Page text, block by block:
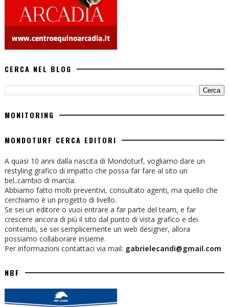
CERCA NEL BLOG
MONITORING
MONDOTURF CERCA EDITORI
A quasi 10 anni dalla nascita di Mondoturf, vogliamo dare un
restyling grafico di impatto che possa far fare al sito un
bel..cambio di marcia.
Abbiamo fatto molti preventivi, consultato agenti, ma quello che
cerchiamo è un progetto di livello.
Se sei un editore o vuoi entrare a far parte del team, e far
crescere ancora di più il sito dal punto di vista grafico e dei
contenuti, se sei semplicemente un web designer, allora
possiamo collaborare insieme.
Per informazioni contattaci via mail: gabrielecandi@gmail.com
NBF